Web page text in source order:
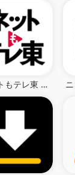
ネットもテレ東 テレビ東京の動画アプリ テレビ番組をスマホで